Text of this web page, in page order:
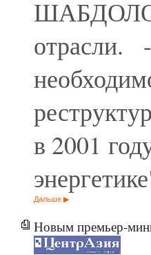
отрасли.
в 2001
Дальше
Новым премьер-